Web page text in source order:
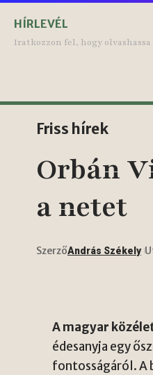
HÍRLEVÉL
Iratkozzon fel, hogy
Friss hírek
Orbán
a netet
SzerzőAndrás Székely
A magyar
édesanyja egy
fontosságáról. A